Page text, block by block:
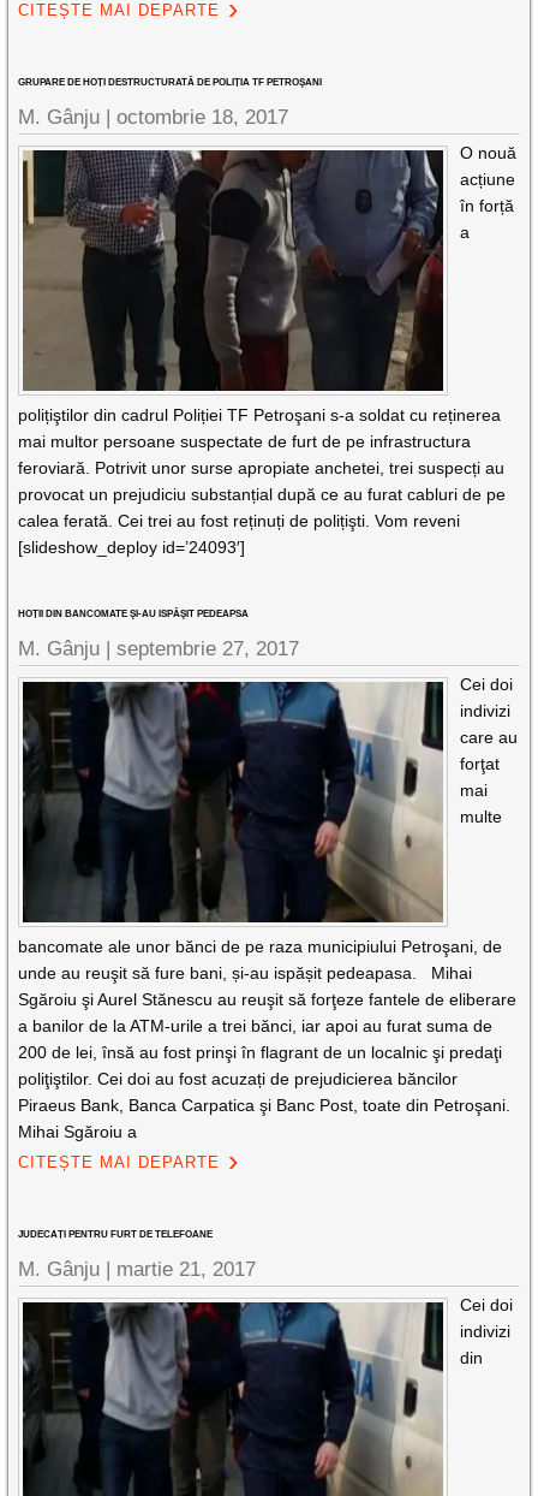
CITEȘTE MAI DEPARTE
GRUPARE DE HOȚI DESTRUCTURATĂ DE POLIȚIA TF PETROŞANI
M. Gânju |octombrie 18, 2017
O nouă
acțiune
în forță
a
polițiştilor din cadrul Poliției TF Petroşani s-a soldat cu reținerea
mai multor persoane suspectate de furt de pe infrastructura
feroviară. Potrivit unor surse apropiate anchetei, trei suspecți au
provocat un prejudiciu substanțial după ce au furat cabluri de pe
calea ferată. Cei trei au fost reținuți de polițişti. Vom reveni
[slideshow_deploy id=’24093′]
HOȚII DIN BANCOMATE ŞI-AU ISPĂŞIT PEDEAPSA
M. Gânju |septembrie 27, 2017
Cei doi
indivizi
care au
forţat
mai
multe
bancomate ale unor bănci de pe raza municipiului Petroşani, de
unde au reuşit să fure bani, și-au ispășit pedeapasa. Mihai
Sgăroiu şi Aurel Stănescu au reuşit să forţeze fantele de eliberare
a banilor de la ATM-urile a trei bănci, iar apoi au furat suma de
200 de lei, însă au fost prinşi în flagrant de un localnic şi predaţi
poliţiştilor. Cei doi au fost acuzați de prejudicierea băncilor
Piraeus Bank, Banca Carpatica şi Banc Post, toate din Petroşani.
Mihai Sgăroiu a
CITEȘTE MAI DEPARTE
JUDECAȚI PENTRU FURT DE TELEFOANE
M. Gânju | martie 21, 2017
Cei doi
indivizi
din